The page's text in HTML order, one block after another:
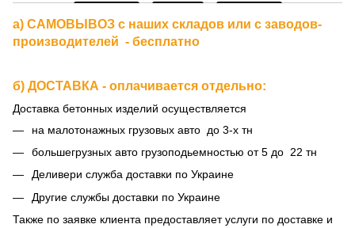
а) САМОВЫВОЗ с наших складов или с заводов-
производителей - бесплатно
б) ДОСТАВКА - оплачивается отдельно:
Доставка бетонных изделий осуществляется
на малотонажных грузовых авто до 3-х тн
большегрузных авто грузоподьемностью от 5 до 22 тн
Деливери служба доставки по Украине
Другие службы доставки по Украине
Также по заявке клиента предоставляет услуги по доставке и